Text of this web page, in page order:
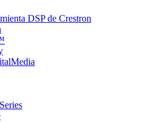
DSP de Crestron